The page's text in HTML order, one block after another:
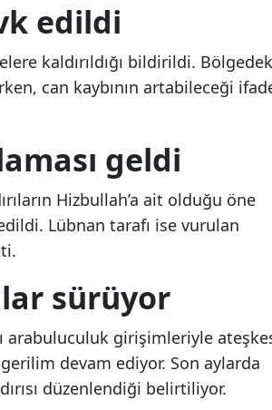
edildi
kaldırıldığı bildirildi.
can kaybının artabileceği
geldi
Hizbullah’a ait olduğu öne
Lübnan tarafı ise vurulan
sürüyor
arabuluculuk girişimleriyle
devam ediyor. Son aylarda
düzenlendiği belirtiliyor.
ardından
vedası
Kızı Maya'nın vedası
duygulandırdı